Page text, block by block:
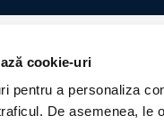
cookie-uri
pentru a personaliza
De asemenea, le